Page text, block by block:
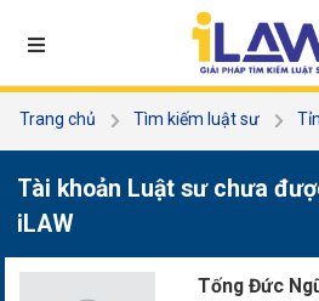
Trang chủ Tìm kiếm luật sư
Tài khoản Luật sư chưa
iLAW
Tống Đức